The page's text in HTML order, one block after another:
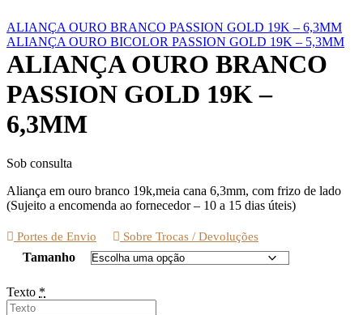
ALIANÇA OURO BRANCO PASSION GOLD 19K – 6,3MM
ALIANÇA OURO BICOLOR PASSION GOLD 19K – 5,3MM
ALIANÇA OURO BRANCO
PASSION GOLD 19K –
6,3MM
Sob consulta
Aliança em ouro branco 19k,meia cana 6,3mm, com frizo de lado
(Sujeito a encomenda ao fornecedor – 10 a 15 dias úteis)
Portes de Envio Sobre Trocas / Devoluções
Tamanho
Texto *